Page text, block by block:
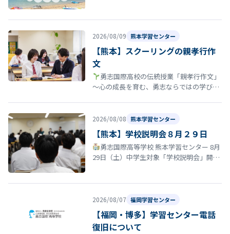
2026/08/09 熊本学習センター
【熊本】スクーリングの親孝行作
文
勇志国際高校の伝統授業「親孝行作文」
〜心の成長を育む、勇志ならではの学び〜
2026/08/08 熊本学習センター
【熊本】学校説明会８月２９日
勇志国際高等学校 熊本学習センター 8月
29日（土）中学生対象「学校説明会」開催
2026/08/07 福岡学習センター
【福岡・博多】学習センター電話
復旧について